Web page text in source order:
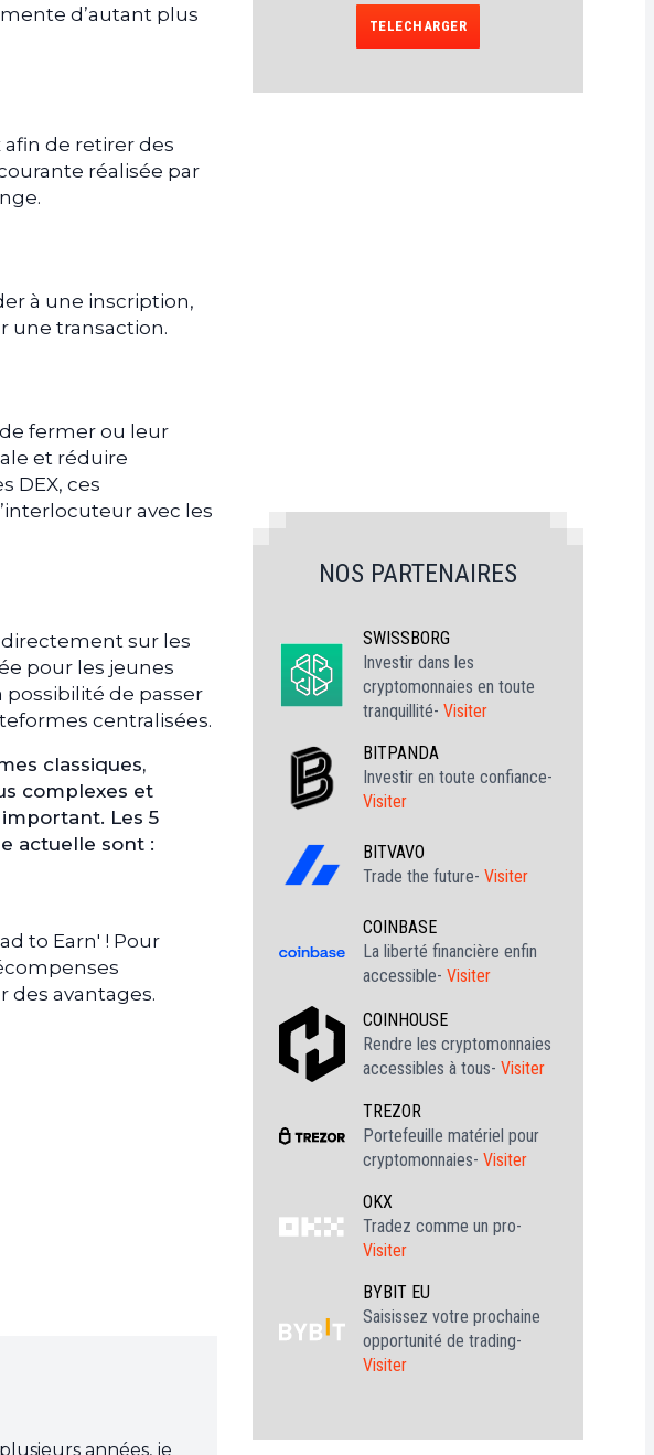
d’autant plus
de retirer des
réalisée par
à une inscription,
une transaction.
fermer ou leur
et réduire
DEX, ces
avec les
sur les
pour les jeunes
de passer
centralisées.
classiques,
complexes et
Les 5
actuelle sont :
to Earn' ! Pour
des avantages.
années, je
TELECHARGER
NOS PARTENAIRES
SWISSBORG
Investir dans les
cryptomonnaies en toute
tranquillité- Visiter
BITPANDA
Investir en toute confiance-
Visiter
BITVAVO
Trade the future- Visiter
COINBASE
La liberté financière enfin
accessible- Visiter
COINHOUSE
Rendre les cryptomonnaies
accessibles à tous- Visiter
TREZOR
Portefeuille matériel pour
cryptomonnaies- Visiter
OKX
Tradez comme un pro-
Visiter
BYBIT EU
Saisissez votre prochaine
opportunité de trading-
Visiter